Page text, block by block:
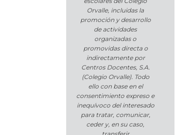
Orvalle, incluidas la
promoción y desarrollo
de actividades
organizadas o
promovidas directa o
indirectamente por
Centros Docentes, S.A.
(Colegio Orvalle). Todo
ello con base en el
consentimiento expreso e
inequívoco del interesado
para tratar, comunicar,
ceder y, en su caso,